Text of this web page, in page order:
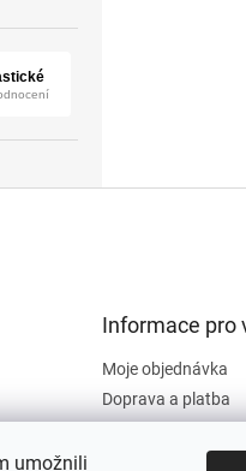
umožnili
Informace pro
Moje objednávka
Doprava a platba